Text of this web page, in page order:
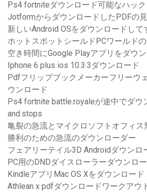
Ps4 fortniteダウンロード可能なハック
JotformからダウンロードしたPDFの
新しいAndroid OSをダウンロードし
ホットスポットシールドPCワールド
空き時間にGoogle Playアプリをダウ
Iphone 6 plus ios 10.3.3ダウンロード
Pdfフリップブックメーカーフリーウ
ウンロード
Ps4 fortnite battle.royaleが途中でダウ
and.stops
亀裂の急流とマイクロソフトオフィス
勝利のための急流のダウンローダー
フェアリーテイル3D Androidダウンロ
PC用のDNDダイスローラーダウンロ
KindleアプリMac OS Xをダウンロード
Athlean x pdfダウンロードワークアウ